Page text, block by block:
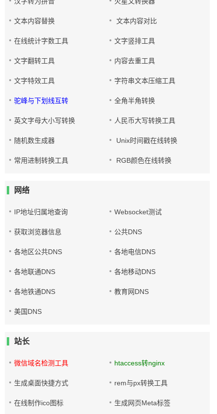
文本内容替换 文本内容对比
在线统计字数工具 文字竖排工具
文字翻转工具 内容去重工具
文字特效工具 字符串文本压缩工具
驼峰与下划线互转 全角半角转换
英文字母大小写转换 人民币大写转换工具
随机数生成器 Unix时间戳在线转换
常用进制转换工具 RGB颜色在线转换
网络
IP地址归属地查询 Websocket测试
获取浏览器信息 公共DNS
各地区公共DNS 各地电信DNS
各地联通DNS 各地移动DNS
各地铁通DNS 教育网DNS
美国DNS
站长
微信域名检测工具 htaccess转nginx
生成桌面快捷方式 rem与px转换工具
在线制作ico图标 生成网页Meta标签